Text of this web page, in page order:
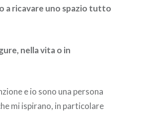
a ricavare uno spazio tutto
nella vita o in
e io sono una persona
mi ispirano, in particolare